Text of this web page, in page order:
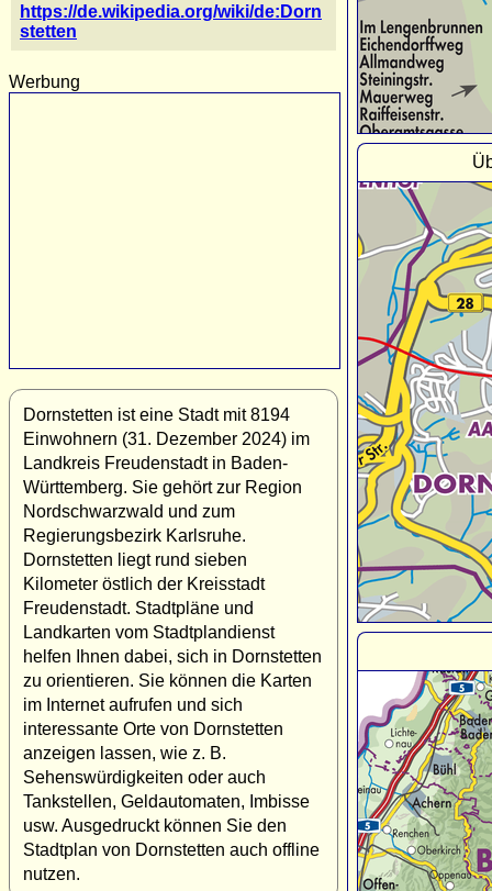
https://de.wikipedia.org/wiki/de:Dorn
stetten
Werbung
Dornstetten ist eine Stadt mit 8194
Einwohnern (31. Dezember 2024) im
Landkreis Freudenstadt in Baden-
Württemberg. Sie gehört zur Region
Nordschwarzwald und zum
Regierungsbezirk Karlsruhe.
Dornstetten liegt rund sieben
Kilometer östlich der Kreisstadt
Freudenstadt. Stadtpläne und
Landkarten vom Stadtplandienst
helfen Ihnen dabei, sich in Dornstetten
zu orientieren. Sie können die Karten
im Internet aufrufen und sich
interessante Orte von Dornstetten
anzeigen lassen, wie z. B.
Sehenswürdigkeiten oder auch
Tankstellen, Geldautomaten, Imbisse
usw. Ausgedruckt können Sie den
Stadtplan von Dornstetten auch offline
nutzen.